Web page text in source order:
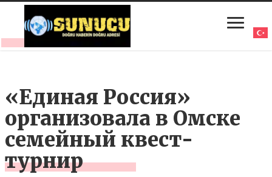
«Единая Россия»
организовала в Омске
семейный квест-
турнир